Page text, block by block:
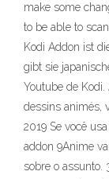
make some
to be able to
Kodi Addon ist
gibt sie
Youtube de
dessins animés,
2019 Se você
addon 9Anime
sobre o assunto.